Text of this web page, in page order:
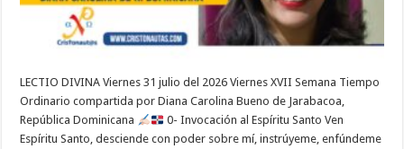
LECTIO DIVINA Viernes 31 julio del 2026 Viernes XVII Semana Tiempo
Ordinario compartida por Diana Carolina Bueno de Jarabacoa,
República Dominicana
0- Invocación al Espíritu Santo Ven
Espíritu Santo, desciende con poder sobre mí, instrúyeme, enfúndeme